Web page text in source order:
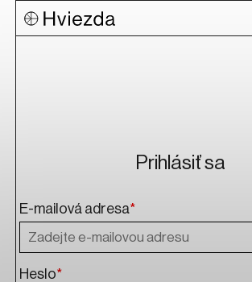
Prihlásiť sa
E-mailová adresa*
Heslo*